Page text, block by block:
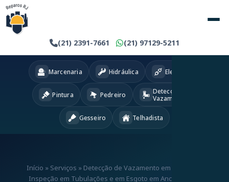
(21) 2391-7661 (21) 97129-5211
Marcenaria Hidráulica Eletricista
Pintura Pedreiro
Detecção
Vazamentos
Gesseiro Telhadista
Início » Serviços » Detecção de Vazamento em RJ
Inspeção em Tubulações e em Esgoto em Anchieta – RJ